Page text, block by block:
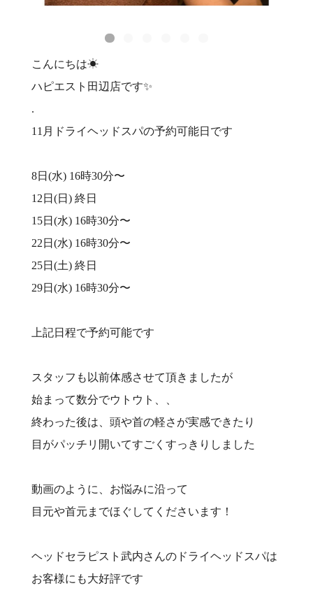
こんにちは☀
ハピエスト田辺店です✨
.
11月ドライヘッドスパの予約可能日です
8日(水) 16時30分〜
12日(日) 終日
15日(水) 16時30分〜
22日(水) 16時30分〜
25日(土) 終日
29日(水) 16時30分〜
上記日程で予約可能です
スタッフも以前体感させて頂きましたが
始まって数分でウトウト、、
終わった後は、頭や首の軽さが実感できたり
目がパッチリ開いてすごくすっきりしました
動画のように、お悩みに沿って
目元や首元までほぐしてくださいます！
ヘッドセラピスト武内さんのドライヘッドスパは
お客様にも大好評です